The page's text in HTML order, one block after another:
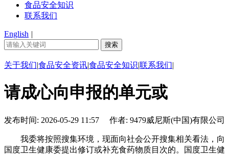
食品安全知识
联系我们
English |
关于我们|食品安全资讯|食品安全知识|联系我们|
请成心向申报的单元或
发布时间: 2026-05-29 11:57 作者: 9479威尼斯(中国)有限公司
我委将按照搜集环境，现面向社会公开搜集相关看法，向
国度卫生健康委提出修订或补充食药物质目次的。国度卫生健